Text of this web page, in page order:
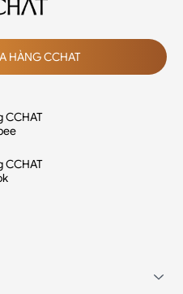
HÀNG CCHAT
CCHAT
CCHAT